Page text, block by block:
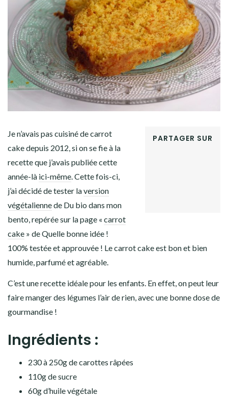
PARTAGER SUR
Je n’avais pas cuisiné de carrot
cake depuis 2012, si on se fie à la
recette que j’avais publiée cette
année-là ici-même . Cette fois-ci,
j’ai décidé de tester laversion
végétaliennede Du bio dans mon
bento, repérée sur la page « carrot
cake » de Quelle bonne idée !
100% testée et approuvée ! Le carrot cake est bon et bien
humide, parfumé et agréable.
C’est une recette idéale pour les enfants. En effet, on peut leur
faire manger des légumes l’air de rien, avec une bonne dose de
gourmandise !
Ingrédients :
230 à 250g de carottes râpées
110g de sucre
60g d’huile végétale
Facebook
TwitterInstagram
Pinterest